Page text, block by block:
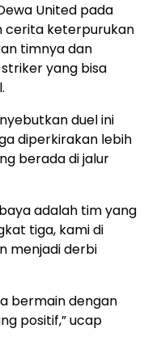
United pada
cerita keterpurukan
timnya dan
yang bisa
duel ini
diperkirakan lebih
berada di jalur
adalah tim yang
tiga, kami di
menjadi derbi
bermain dengan
positif,” ucap